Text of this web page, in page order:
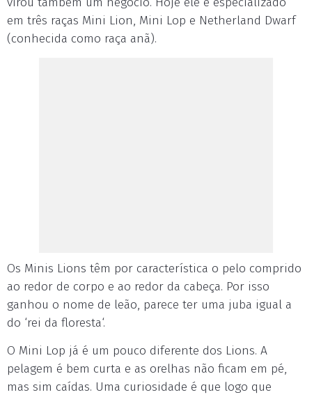
em três raças Mini Lion, Mini Lop e Netherland Dwarf
(conhecida como raça anã).
Os Minis Lions têm por característica o pelo comprido
ao redor de corpo e ao redor da cabeça. Por isso
ganhou o nome de leão, parece ter uma juba igual a
do ‘rei da floresta‘.
O Mini Lop já é um pouco diferente dos Lions. A
pelagem é bem curta e as orelhas não ficam em pé,
mas sim caídas. Uma curiosidade é que logo que